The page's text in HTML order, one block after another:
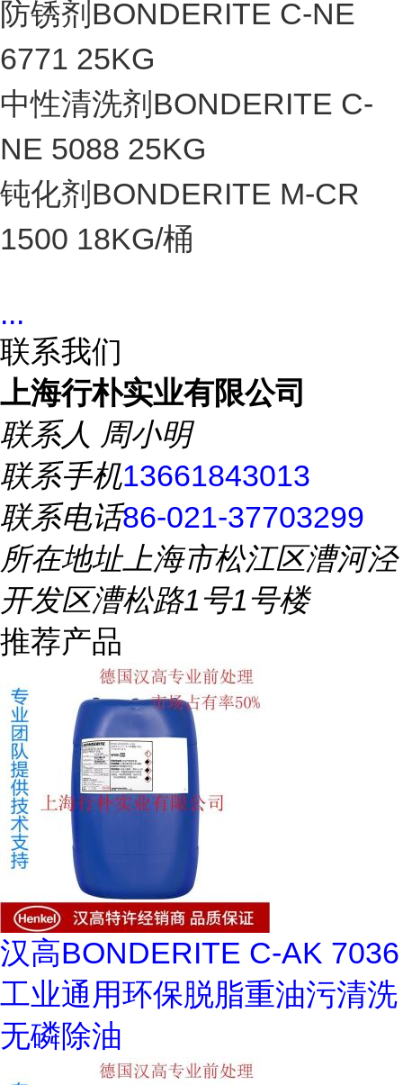
防锈剂BONDERITE C-NE
6771 25KG
中性清洗剂BONDERITE C-
NE 5088 25KG
钝化剂BONDERITE M-CR
1500 18KG/桶
...
联系我们
上海行朴实业有限公司
联系人 周小明
联系手机13661843013
联系电话86-021-37703299
所在地址上海市松江区漕河泾
开发区漕松路1号1号楼
推荐产品
汉高BONDERITE C-AK 7036
工业通用环保脱脂重油污清洗
无磷除油